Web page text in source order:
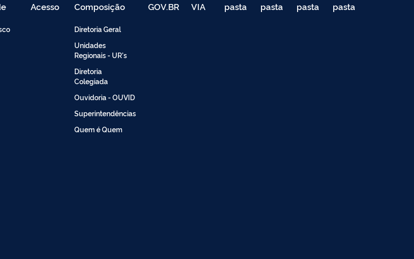
Acesso Composição
Diretoria Geral
Unidades
Regionais - UR's
Diretoria
Colegiada
Ouvidoria - OUVID
Superintendências
Quem é Quem
GOV.BR VIA pasta
de
pasta
de
pasta
de
pasta
de